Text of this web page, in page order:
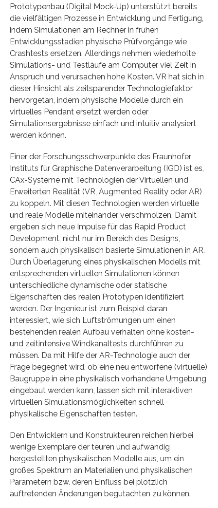
Prototypenbau (Digital Mock-Up) unterstützt bereits
die vielfältigen Prozesse in Entwicklung und Fertigung,
indem Simulationen am Rechner in frühen
Entwicklungsstadien physische Prüfvorgänge wie
Crashtests ersetzen. Allerdings nehmen wiederholte
Simulations- und Testläufe am Computer viel Zeit in
Anspruch und verursachen hohe Kosten. VR hat sich in
dieser Hinsicht als zeitsparender Technologiefaktor
hervorgetan, indem physische Modelle durch ein
virtuelles Pendant ersetzt werden oder
Simulationsergebnisse einfach und intuitiv analysiert
werden können.
Einer der Forschungsschwerpunkte des Fraunhofer
Instituts für Graphische Datenverarbeitung (IGD) ist es,
CAx-Systeme mit Technologien der Virtuellen und
Erweiterten Realität (VR, Augmented Reality oder AR)
zu koppeln. Mit diesen Technologien werden virtuelle
und reale Modelle miteinander verschmolzen. Damit
ergeben sich neue Impulse für das Rapid Product
Development, nicht nur im Bereich des Designs,
sondern auch physikalisch basierte Simulationen in AR.
Durch Überlagerung eines physikalischen Modells mit
entsprechenden virtuellen Simulationen können
unterschiedliche dynamische oder statische
Eigenschaften des realen Prototypen identifiziert
werden. Der Ingenieur ist zum Beispiel daran
interessiert, wie sich Luftströmungen um einen
bestehenden realen Aufbau verhalten ohne kosten-
und zeitintensive Windkanaltests durchführen zu
müssen. Da mit Hilfe der AR-Technologie auch der
Frage begegnet wird, ob eine neu entworfene (virtuelle)
Baugruppe in eine physikalisch vorhandene Umgebung
eingebaut werden kann, lassen sich mit interaktiven
virtuellen Simulationsmöglichkeiten schnell
physikalische Eigenschaften testen.
Den Entwicklern und Konstrukteuren reichen hierbei
wenige Exemplare der teuren und aufwändig
hergestellten physikalischen Modelle aus, um ein
großes Spektrum an Materialien und physikalischen
Parametern bzw. deren Einfluss bei plötzlich
auftretenden Änderungen begutachten zu können.